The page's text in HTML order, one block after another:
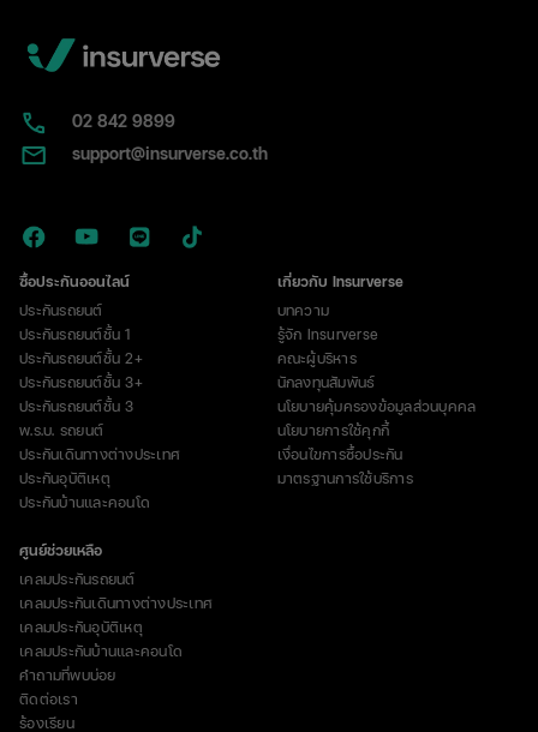
วิธี
กับ
ภาษี
02​ 842 9899
support@insurverse.co.th
ซื้อประกันออนไลน์
ประกันรถยนต์
ประกันรถยนต์ชั้น 1
ประกันรถยนต์ชั้น 2+
ประกันรถยนต์ชั้น 3+
ประกันรถยนต์ชั้น 3
พ.ร.บ. รถยนต์
ประกันเดินทางต่างประเทศ
ประกันอุบัติเหตุ
ประกันบ้านและคอนโด
เกี่ยวกับ Insurverse
บทความ
รู้จัก Insurverse
คณะผู้บริหาร
นักลงทุนสัมพันธ์
นโยบายคุ้มครองข้อมูลส่วนบุคคล
นโยบายการใช้คุกกี้
เงื่อนไขการซื้อประกัน
มาตรฐานการใช้บริการ
ศูนย์ช่วยเหลือ
เคลมประกันรถยนต์
เคลมประกันเดินทางต่างประเทศ
เคลมประกันอุบัติเหตุ
เคลมประกันบ้านและคอนโด
คำถามที่พบบ่อย
ติดต่อเรา
ร้องเรียน